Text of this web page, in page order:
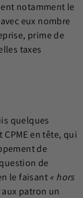
notamment le
eux nombre
prime de
taxes
quelques
CPME en tête, qui
de
de
le faisant« hors
aux patron un